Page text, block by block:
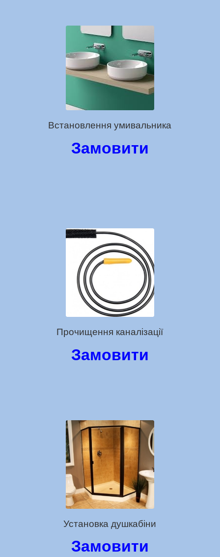
Встановлення умивальника
Замовити
Прочищення каналізації
Замовити
Установка душкабіни
Замовити